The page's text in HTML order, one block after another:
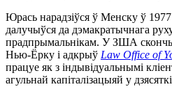
Юрась нарадзіўся ў Менску ў 1977
далучыўся да дэмакратычнага
прадпрымальнікам. У ЗША
Нью-Ёрку і адкрыў Law Office of
працуе як з індывідуальнымі
агульнай капіталізацыяй у